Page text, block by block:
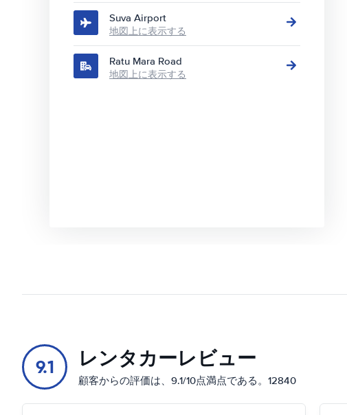
Suva Airport
地図上に表示する
Ratu Mara Road
地図上に表示する
9.1 レンタカーレビュー
顧客からの評価は、9.1/10点満点である。12840